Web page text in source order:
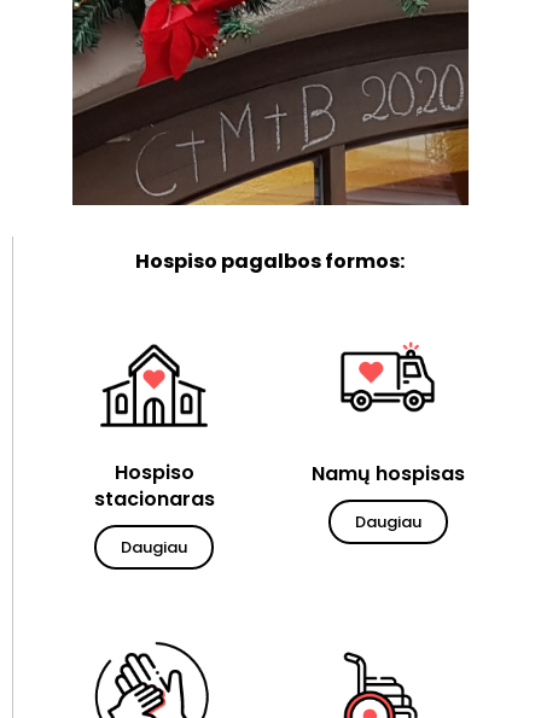
Hospiso pagalbos formos:
Hospiso
stacionaras
Daugiau
Namų hospisas
Daugiau